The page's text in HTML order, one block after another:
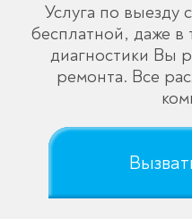
Услуга по выезду
бесплатной, даже в
диагностики Вы
ремонта. Все